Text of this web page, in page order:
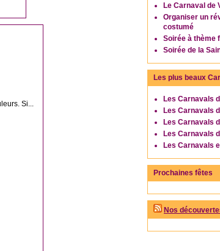
Si...
Le Carnaval de
Organiser un
costumé
Soirée à thème
Soirée de la
Les plus beaux
Les Carnavals
Les Carnavals
Les Carnavals
Les Carnavals
Les Carnavals
Prochaines fêtes
Nos